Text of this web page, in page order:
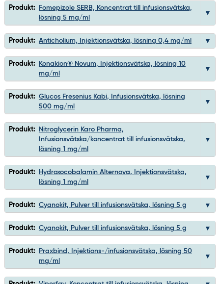
Produkt:
Fomepizole SERB, Koncentrat till infusionsvätska,
lösning 5 mg/ml
Produkt: Anticholium, Injektionsvätska, lösning 0,4 mg/ml
Produkt:
Konakion® Novum, Injektionsvätska, lösning 10
mg/ml
Produkt: Glucos Fresenius Kabi, Infusionsvätska, lösning
500 mg/ml
Produkt:
Nitroglycerin Karo Pharma,
Infusionsvätska/koncentrat till infusionsvätska,
lösning 1 mg/ml
Produkt:
Hydroxocobalamin Alternova, Injektionsvätska,
lösning 1 mg/ml
Produkt: Cyanokit, Pulver till infusionsvätska, lösning 5 g
Produkt: Cyanokit, Pulver till infusionsvätska, lösning 5 g
Produkt:
Praxbind, Injektions-/infusionsvätska, lösning 50
mg/ml